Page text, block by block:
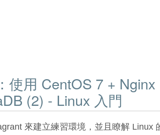
使用 CentOS 7 + Nginx
(2) - Linux 入門
來建立練習環境，並且瞭解 Linux